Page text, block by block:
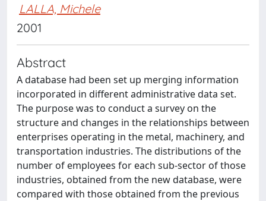
LALLA, Michele
2001
Abstract
A database had been set up merging information
incorporated in different administrative data set.
The purpose was to conduct a survey on the
structure and changes in the relationships between
enterprises operating in the metal, machinery, and
transportation industries. The distributions of the
number of employees for each sub-sector of those
industries, obtained from the new database, were
compared with those obtained from the previous